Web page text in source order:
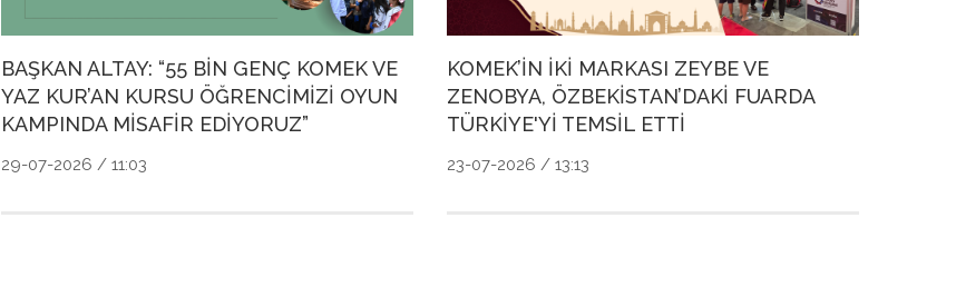
BAŞKAN ALTAY: “55 BİN GENÇ KOMEK VE
YAZ KUR’AN KURSU ÖĞRENCİMİZİ OYUN
KAMPINDA MİSAFİR EDİYORUZ”
29-07-2026 / 11:03
KOMEK’İN İKİ MARKASI ZEYBE VE
ZENOBYA, ÖZBEKİSTAN’DAKİ FUARDA
TÜRKİYE'Yİ TEMSİL ETTİ
23-07-2026 / 13:13